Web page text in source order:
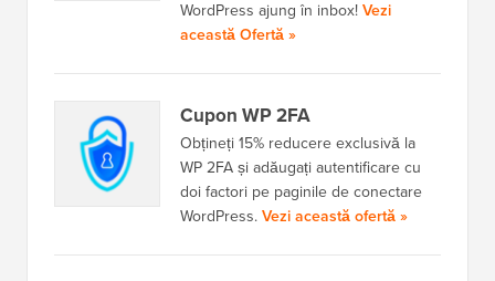
WordPress ajung în inbox! Vezi
această Ofertă »
Cupon WP 2FA
Obțineți 15% reducere exclusivă la
WP 2FA și adăugați autentificare cu
doi factori pe paginile de conectare
WordPress. Vezi această ofertă »